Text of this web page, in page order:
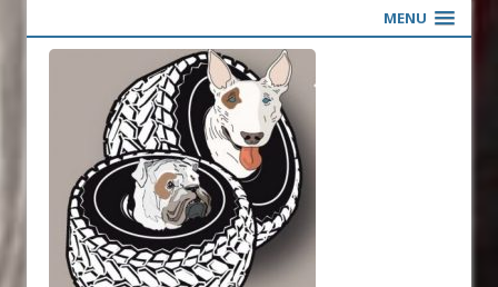
MENU